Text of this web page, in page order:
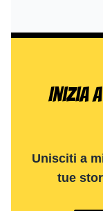
Inizia
Unisciti a
tue